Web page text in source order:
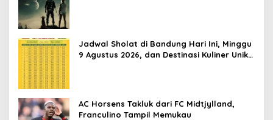
Jadwal Sholat di Bandung Hari Ini, Minggu
9 Agustus 2026, dan Destinasi Kuliner Unik
AC Horsens Takluk dari FC Midtjylland,
Franculino Tampil Memukau